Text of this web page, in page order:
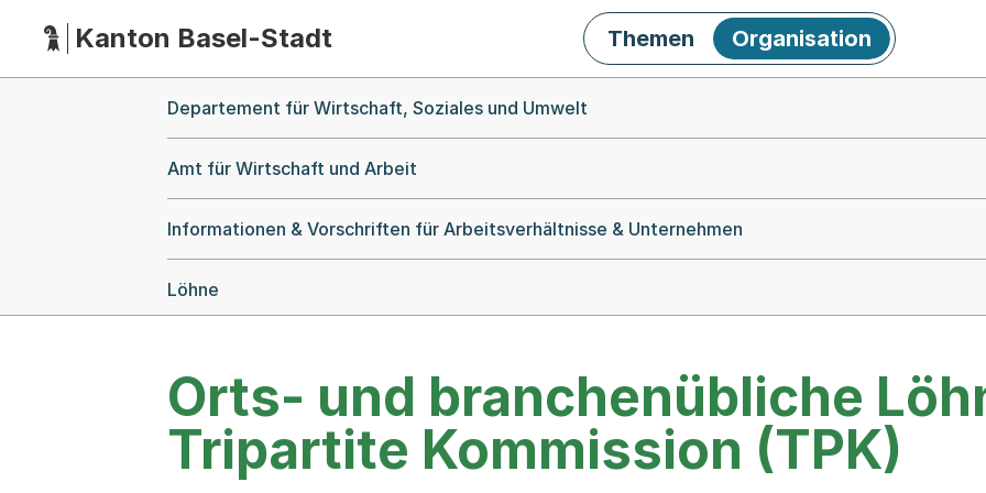
HauptnavigationKanton Basel-Stadt Themen Organisation
Departement für Wirtschaft, Soziales und Umwelt
Amt für Wirtschaft und Arbeit
Informationen & Vorschriften für Arbeitsverhältnisse & Unternehmen
Löhne
Orts- und branchenübliche
Tripartite Kommission (TPK)